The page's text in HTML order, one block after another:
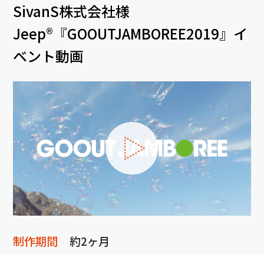
SivanS株式会社様
Jeep®『GOOUTJAMBOREE2019』イ
ベント動画
制作期間
約2ヶ月